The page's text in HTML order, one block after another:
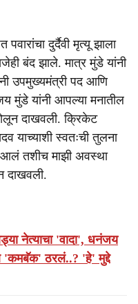
दुर्दैवी मृत्यू झाला
बंद झाले. मात्र मुंडे यांनी
उपमुख्यमंत्री पद आणि
मुंडे यांनी आपल्या मनातील
दाखवली. क्रिकेट
याच्याशी स्वतःची तुलना
आलं तशीच माझी अवस्था
दाखवली.
नेत्याचा 'वादा', धनंजय
'कमबॅक' ठरलं..? 'हे' मुद्दे